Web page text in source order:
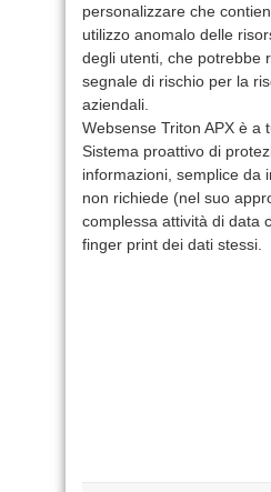
personalizzare che
utilizzo anomalo delle
degli utenti, che potrebbe
segnale di rischio per la
aziendali.
Websense Triton APX è a
Sistema proattivo di
informazioni, semplice da
non richiede (nel suo
complessa attività di data
finger print dei dati stessi.